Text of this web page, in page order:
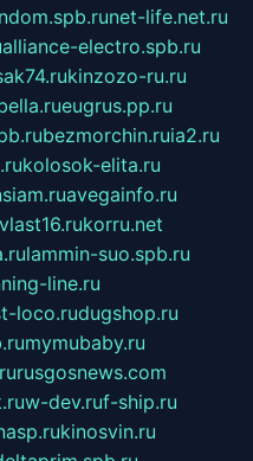
net-life.net.ru
alliance-electro.spb.ru
kinzozo-ru.ru
eugrus.pp.ru
bezmorchin.ruia2.ru
kolosok-elita.ru
avegainfo.ru
vlast16.rukorru.net
lammin-suo.spb.ru
line.ru
loco.rudugshop.ru
mymubaby.ru
rusgosnews.com
w-dev.ruf-ship.ru
kinosvin.ru